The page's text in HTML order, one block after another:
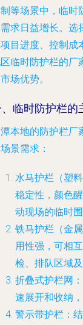
等场景中，临时
求日益增长。选
目进度、控制成
临时防护栏的厂
场优势。
临时防护栏的
本地的防护栏厂
景需求：
水马护栏（塑料
稳定性，颜色
动现场的临时围
铁马护栏（金属
用性强，可相
检、排队区域
折叠式护栏网
速展开和收纳
警示带护栏 ：